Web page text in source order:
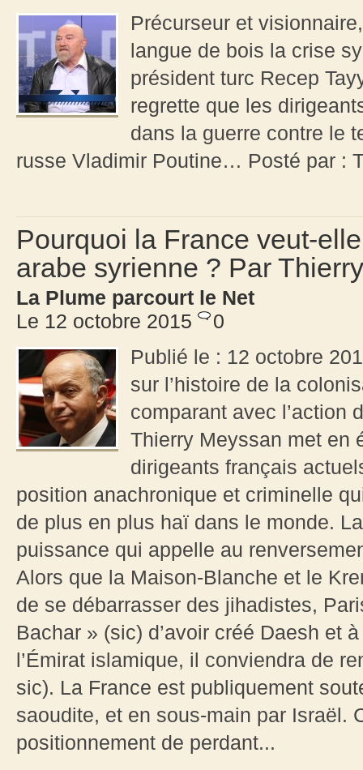
Précurseur et
langue de bois la crise
président turc Recep
regrette que les
dans la guerre contre le
russe Vladimir Poutine… Posté par :
Pourquoi la France veut-
arabe syrienne ? Par
La Plume parcourt le Net
Le 12 octobre 2015
0
Publié le : 12 octobre
sur l’histoire de la
comparant avec l’action
Thierry Meyssan met en
dirigeants français
position anachronique et criminelle
de plus en plus haï dans le monde.
puissance qui appelle au
Alors que la Maison-Blanche et le
de se débarrasser des jihadistes,
Bachar » (sic) d’avoir créé Daesh et
l’Émirat islamique, il conviendra de
sic). La France est publiquement
saoudite, et en sous-main par Israël.
positionnement de perdant...